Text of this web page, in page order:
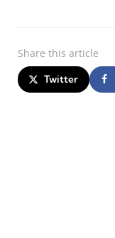
Share this article
Twitter